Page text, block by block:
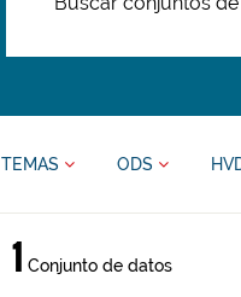
TEMAS ODS
1 Conjunto de datos